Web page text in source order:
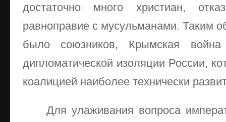
достаточно много христиан,
равноправие с мусульманами. Таким
было союзников, Крымская война
дипломатической изоляции России,
коалицией наиболее технически
Для улаживания вопроса